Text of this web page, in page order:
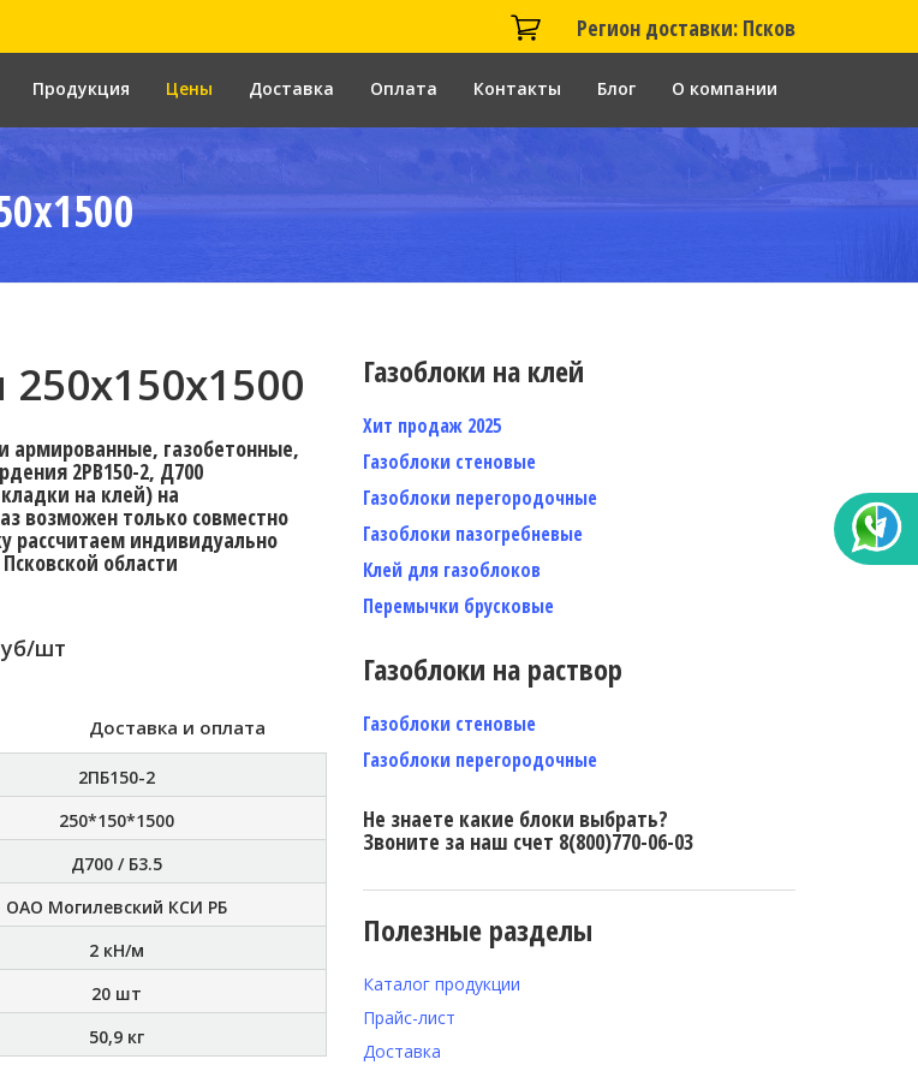
Регион доставки: Псков
Продукция Цены Доставка Оплата Контакты Блог О компании
армированные, газобетонные,
2PB150-2, Д700
кладки на клей) на
возможен только совместно
рассчитаем индивидуально
области
шт
Доставка и оплата
2ПБ150-2
250*150*1500
Д700 / Б3.5
ОАО Могилевский КСИ РБ
2 кН/м
20 шт
50,9 кг
Газоблоки на клей
Хит продаж 2025
Газоблоки стеновые
Газоблоки перегородочные
Газоблоки пазогребневые
Клей для газоблоков
Перемычки брусковые
Газоблоки на раствор
Газоблоки стеновые
Газоблоки перегородочные
Не знаете какие блоки выбрать?
Звоните за наш счет 8(800)770-06-03
Полезные разделы
Каталог продукции
Прайс-лист
Доставка